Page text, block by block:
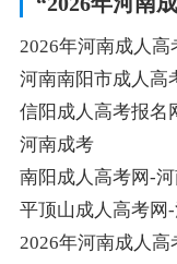
2026年河南成人
河南南阳市成人高
信阳成人高考报名
河南成考
南阳成人高考网-
平顶山成人高考网
2026年河南成人